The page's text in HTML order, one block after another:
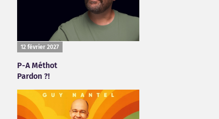
12 février 2027
P-A Méthot
Pardon ?!